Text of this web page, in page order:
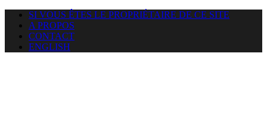
SI VOUS ÊTES LE PROPRIÉTAIRE DE CE SITE
A PROPOS
CONTACT
ENGLISH